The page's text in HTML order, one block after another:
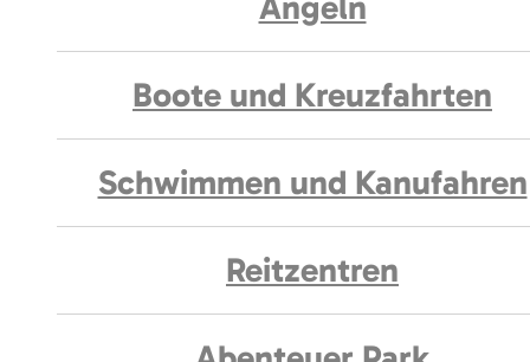
Boote und Kreuzfahrten
Schwimmen und Kanufahren
Reitzentren